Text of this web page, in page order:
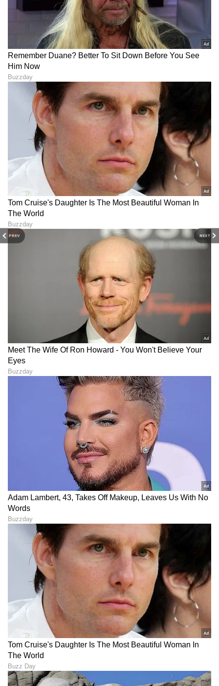
PREV NEXT
ಕಾಂಗ್ರೆಸ್‌ ಅಲ್ಪಸಂಖ್ಯಾತ ಘಟಕದಿಂದ ಪೊಲೀಸ್‌ ದೂರು!’
ಜಿಲ್ಲಾ ಕಾಂಗ್ರೆಸ್‌ ಅಲ್ಪಸಂಖ್ಯಾತರ ಘಟಕದ ಜಿಲ್ಲಾಧ್ಯಕ್ಷ
ಸೈಯದ್‌ ವಾಹಿದ್‌ ಅಡ್ಡು ಅವರು ಶಿವಮೊಗ್ಗ ಸೈಬರ್‌ ಕ್ರೈಂ
ಠಾಣೆ ಪೊಲೀಸರಿಗೆ ಅಧಿಕೃತ ದೂರು ನೀಡಿದ್ದಾರೆ. ಪ್ರಕರಣದ
ವಿರುದ್ಧ ಕಠಿಣ ಕ್ರಮಕ್ಕೆ ಆಗ್ರಹಿಸಿದ್ದಾರೆ
Image Credit : Asianet News
ಸೈಬರ್‌ ಕ್ರೈಂ ಠಾಣೆಗೆ ತನಿಖೆ ಸವಾಲು!
ಸಾಮಾಜಿಕ ಜಾಲತಾಣದಲ್ಲಿ ವೈರಲ್‌ ಆಗಿರುವ ಈ ಕಾಮೆಂಟ್‌
ಇದೀಗ ಶಿವಮೊಗ್ಗದಲ್ಲಿ ಹೊಸ ವಿವಾದಕ್ಕೆ ಕಾರಣವಾಗಿದೆ.
ಪ್ರಕರಣದ ಕುರಿತು ಸೈಬರ್‌ ಕ್ರೈಂ ಪೊಲೀಸರು ತನಿಖೆ
ಆರಂಭಿಸುವ ಸಾಧ್ಯತೆ ಇದೆ.
LATEST VIDEOS
ABOUT THE AUTHOR
RJ Ravi Janekal
ಪ್ರಸ್ತುತ, ಏಷಿಯಾನೆಟ್ ಸುವರ್ಣನ್ಯೂಸ್‌ನಲ್ಲಿ ಉಪ ಸಂಪಾದಕ.
ಪತ್ರಿಕೋದ್ಯಮದಲ್ಲಿ 8 ವರ್ಷಗಳ ಅನುಭವ. ವಾರ್ತಾ ಮತ್ತು
ಸಾರ್ವಜನಿಕ ಸಂಪರ್ಕ ಇಲಾಖೆಯಲ್ಲಿ ನ್ಯೂಸ್ ಮಾನಿಟರಿಂಗ್ ಆಗಿ
ಹಲವು ವರ್ಷಗಳ ಸೇವೆ, ಕೊರೊನಾ ವಾರಿಯರ್ಸ್ ಅವಾರ್ಡ್,
ಮೂಲತಃ ರಾಯಚೂರು ಜಿಲ್ಲೆಯ ಜಾನೇಕಲ್ ಗ್ರಾಮದವರಾದ ಇವರು
ಓದು, ಬರೆವಣಿಗೆ ಮತ್ತು ಸಾಹಿತ್ಯಾಸಕ್ತರು.
ಶಿವಮೊಗ್ಗ ಸಾಮಾಜಿಕ ಮಾಧ್ಯಮ